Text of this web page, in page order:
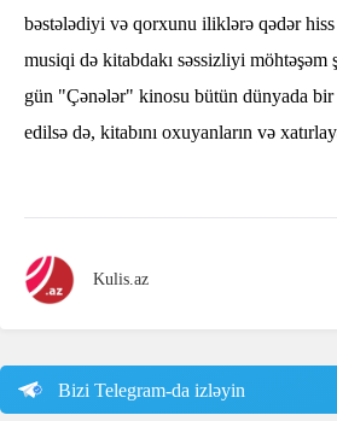
bəstələdiyi və qorxunu iliklərə qədər
musiqi də kitabdakı səssizliyi möhtəşəm
gün "Çənələr" kinosu bütün dünyada bir
edilsə də, kitabını oxuyanların və
Kulis.az
Bizi Telegram-da izləyin